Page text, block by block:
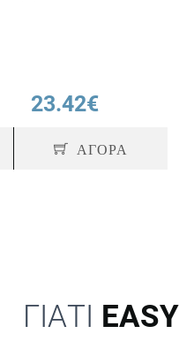
23.42€
ΑΓΟΡΑ
ΓΙΑΤΙ